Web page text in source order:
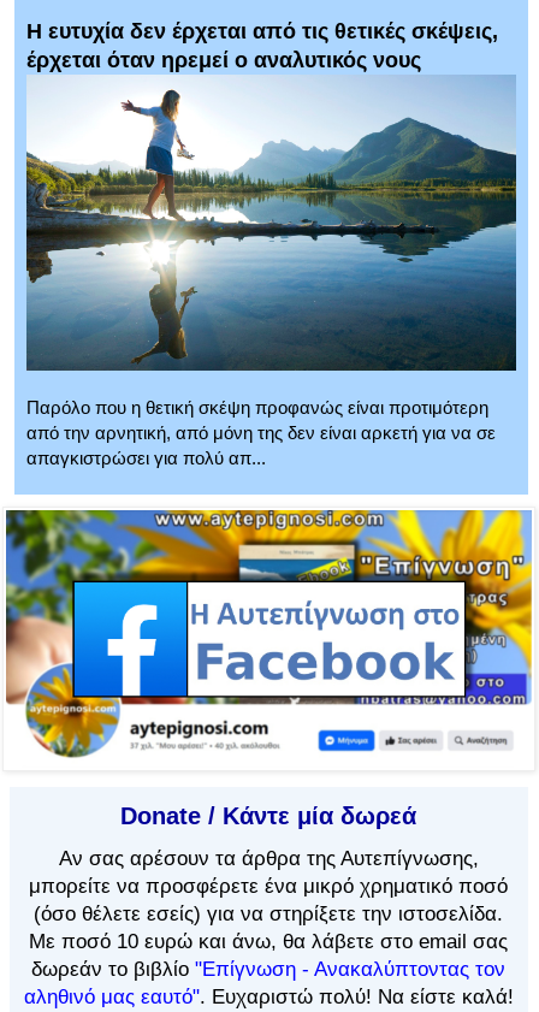
Η ευτυχία δεν έρχεται από τις θετικές σκέψεις,
έρχεται όταν ηρεμεί ο αναλυτικός νους
Παρόλο που η θετική σκέψη προφανώς είναι προτιμότερη
από την αρνητική, από μόνη της δεν είναι αρκετή για να σε
απαγκιστρώσει για πολύ απ...
Donate / Κάντε μία δωρεά
Αν σας αρέσουν τα άρθρα της Αυτεπίγνωσης,
μπορείτε να προσφέρετε ένα μικρό χρηματικό ποσό
(όσο θέλετε εσείς) για να στηρίξετε την ιστοσελίδα.
Με ποσό 10 ευρώ και άνω, θα λάβετε στο email σας
δωρεάν το βιβλίο"Επίγνωση - Ανακαλύπτοντας τον
αληθινό μας εαυτό". Ευχαριστώ πολύ! Να είστε καλά!